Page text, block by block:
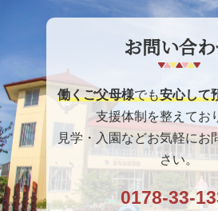
お問い合
働くご父母様でも安心して
支援体制を整えてお
見学・入園などお気軽にお
さい。
0178-33-